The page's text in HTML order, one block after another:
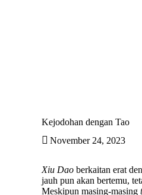
Kejodohan dengan Tao
November 24, 2023
Xiu Dao berkaitan erat
jauh pun akan bertemu,
Meskipun masing-masing